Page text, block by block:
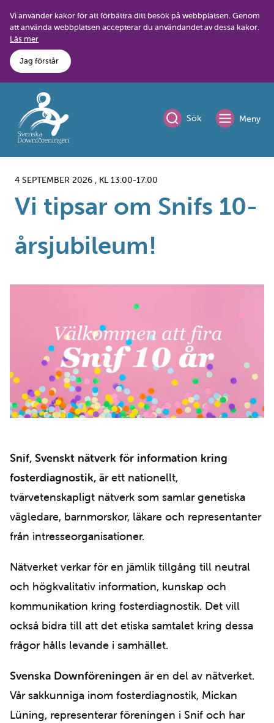
content
Vi använder kakor för att förbättra ditt besök på webbplatsen. Genom
att använda webbplatsen accepterar du användandet av dessa kakor.
Läs mer
Jag förstår
Sök Meny
4 SEPTEMBER 2026 , KL 13:00-17:00
Vi tipsar om Snifs 10-
årsjubileum!
Snif, Svenskt nätverk för information kring
fosterdiagnostik, är ett nationellt,
tvärvetenskapligt nätverk som samlar genetiska
vägledare, barnmorskor, läkare och representanter
från intresseorganisationer.
Nätverket verkar för en jämlik tillgång till neutral
och högkvalitativ information, kunskap och
kommunikation kring fosterdiagnostik. Det vill
också bidra till att det etiska samtalet kring dessa
frågor hålls levande i samhället.
Svenska Downföreningen är en del av nätverket.
Vår sakkunniga inom fosterdiagnostik, Mickan
Lüning, representerar föreningen i Snif och har